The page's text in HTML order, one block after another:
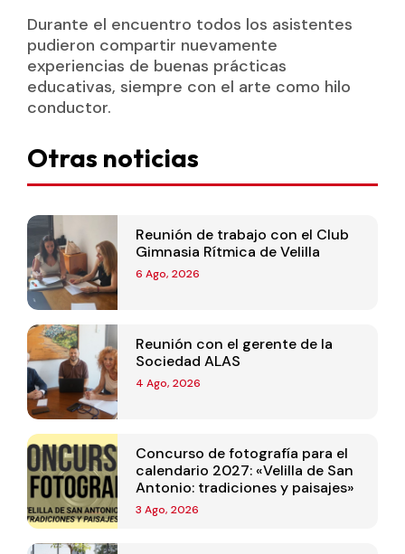
Durante el encuentro todos los asistentes
pudieron compartir nuevamente
experiencias de buenas prácticas
educativas, siempre con el arte como hilo
conductor.
Otras noticias
Reunión de trabajo con el Club
Gimnasia Rítmica de Velilla
6 Ago, 2026
Reunión con el gerente de la
Sociedad ALAS
4 Ago, 2026
Concurso de fotografía para el
calendario 2027: «Velilla de San
Antonio: tradiciones y paisajes»
3 Ago, 2026